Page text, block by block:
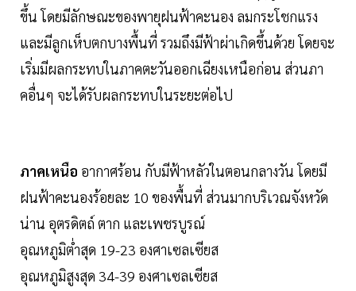
ขึ้น โดยมีลักษณะของพายุฝนฟ้าคะนอง ลมกระโชกแรง
และมีลูกเห็บตกบางพื้นที่ รวมถึงมีฟ้าผ่าเกิดขึ้นด้วย โดยจะ
เริ่มมีผลกระทบในภาคตะวันออกเฉียงเหนือก่อน ส่วนภา
คอื่นๆ จะได้รับผลกระทบในระยะต่อไป
ภาคเหนือ อากาศร้อน กับมีฟ้าหลัวในตอนกลางวัน โดยมี
ฝนฟ้าคะนองร้อยละ 10 ของพื้นที่ ส่วนมากบริเวณจังหวัด
น่าน อุตรดิตถ์ ตาก และเพชรบูรณ์
อุณหภูมิต่ำสุด 19-23 องศาเซลเซียส
อุณหภูมิสูงสุด 34-39 องศาเซลเซียส